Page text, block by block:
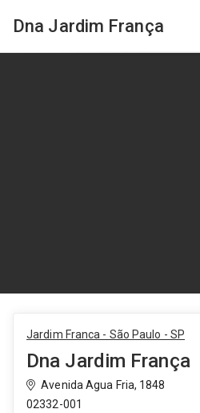
Dna Jardim França
Jardim Franca - São Paulo - SP
Dna Jardim França
Avenida Agua Fria, 1848
02332-001